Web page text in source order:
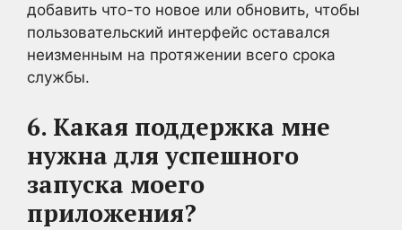
добавить что-то новое или обновить, чтобы
пользовательский интерфейс оставался
неизменным на протяжении всего срока
службы.
6. Какая поддержка мне
нужна для успешного
запуска моего
приложения?